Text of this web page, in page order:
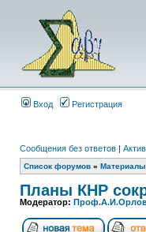
Вход Регистрация
Сообщения без ответов |
Список форумов »
Планы КНР
Модератор: